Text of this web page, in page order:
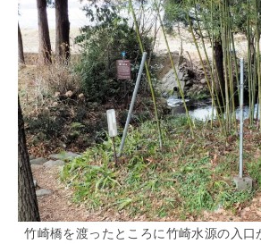
竹崎橋を渡ったところに竹崎水源の